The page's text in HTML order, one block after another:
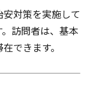
対策を実施して
訪問者は、基本
できます。